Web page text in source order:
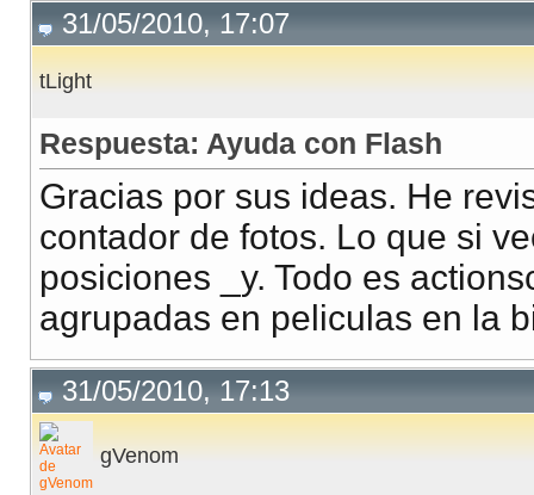
31/05/2010, 17:07
tLight
Respuesta: Ayuda con Flash
Gracias por sus ideas. He
contador de fotos. Lo que si
posiciones _y. Todo es
agrupadas en peliculas en la
31/05/2010, 17:13
gVenom